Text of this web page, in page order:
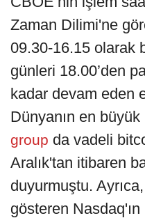
Zaman Dilimi'ne
09.30-16.15 olarak
günleri 18.00’den
kadar devam eden
Dünyanın en
group da vadeli
Aralık'tan itibaren
duyurmuştu.
gösteren